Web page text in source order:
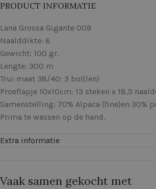
PRODUCT INFORMATIE
Lana Grossa Gigante 009
Naalddikte: 6
Gewicht: 100 gr.
Lengte: 300 m
Trui maat 38/40: 3 bol(len)
Proeflapje 10x10cm: 13 steken x 18,5
Samenstelling: 70% Alpaca (fine)en 30%
Prima te wassen op de hand.
Extra informatie
Vaak samen gekocht met